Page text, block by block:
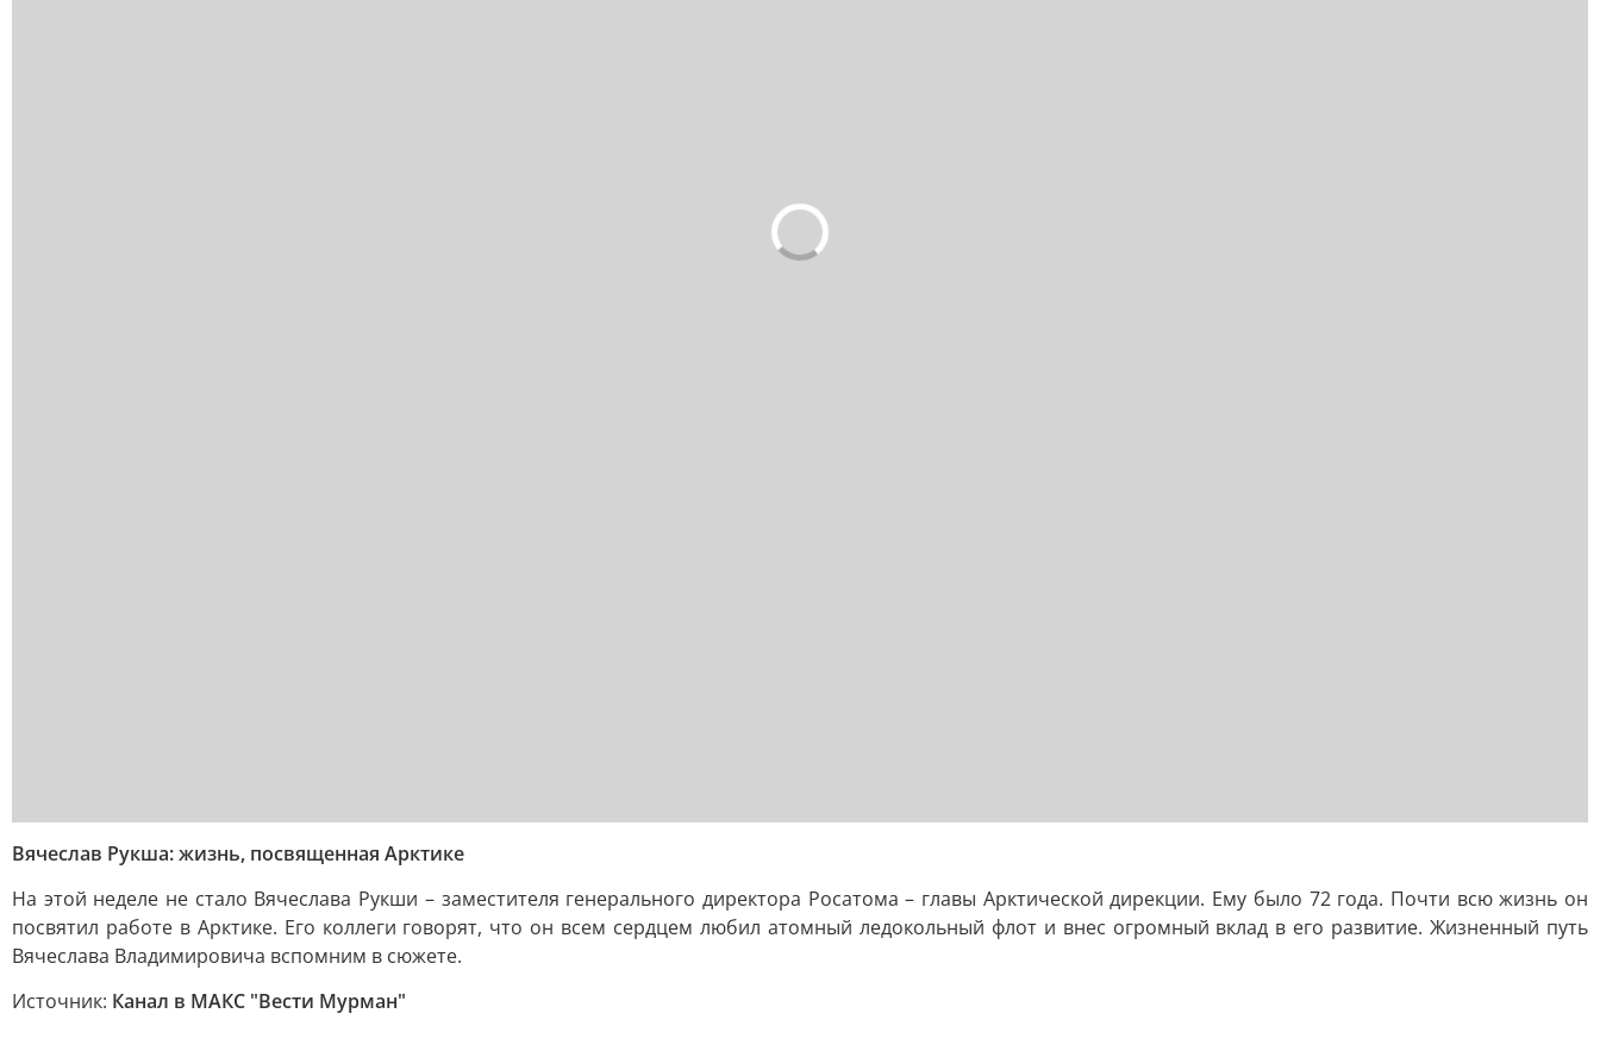
Вячеслав Рукша: жизнь, посвященная Арктике
На этой неделе не стало Вячеслава Рукши – заместителя генерального директора Росатома – главы Арктической дирекции. Ему было 72 года. Почти всю жизнь он
посвятил работе в Арктике. Его коллеги говорят, что он всем сердцем любил атомный ледокольный флот и внес огромный вклад в его развитие. Жизненный путь
Вячеслава Владимировича вспомним в сюжете.
Источник: Канал в МАКС "Вести Мурман"